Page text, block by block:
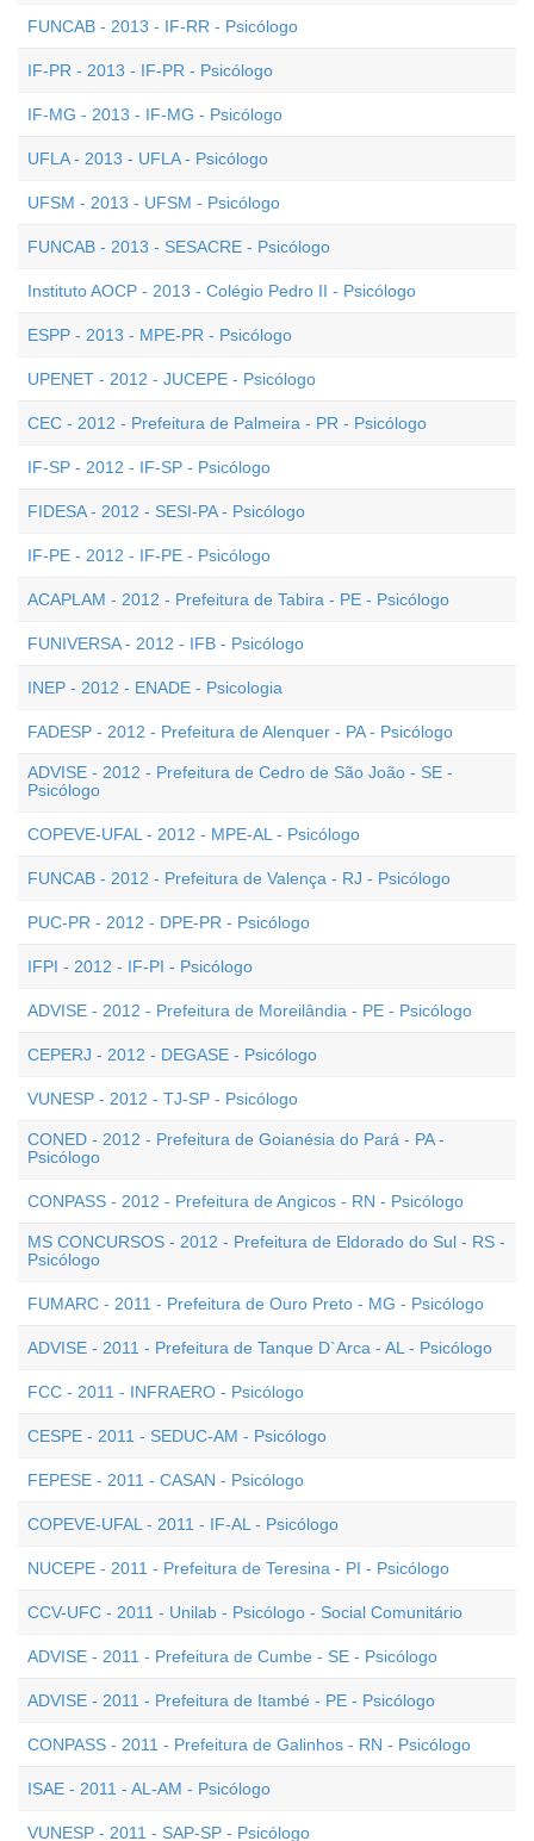
FUNCAB - 2013 - IF-RR - Psicólogo
IF-PR - 2013 - IF-PR - Psicólogo
IF-MG - 2013 - IF-MG - Psicólogo
UFLA - 2013 - UFLA - Psicólogo
UFSM - 2013 - UFSM - Psicólogo
FUNCAB - 2013 - SESACRE - Psicólogo
Instituto AOCP - 2013 - Colégio Pedro II - Psicólogo
ESPP - 2013 - MPE-PR - Psicólogo
UPENET - 2012 - JUCEPE - Psicólogo
CEC - 2012 - Prefeitura de Palmeira - PR - Psicólogo
IF-SP - 2012 - IF-SP - Psicólogo
FIDESA - 2012 - SESI-PA - Psicólogo
IF-PE - 2012 - IF-PE - Psicólogo
ACAPLAM - 2012 - Prefeitura de Tabira - PE - Psicólogo
FUNIVERSA - 2012 - IFB - Psicólogo
INEP - 2012 - ENADE - Psicologia
FADESP - 2012 - Prefeitura de Alenquer - PA - Psicólogo
ADVISE - 2012 - Prefeitura de Cedro de São João - SE -
Psicólogo
COPEVE-UFAL - 2012 - MPE-AL - Psicólogo
FUNCAB - 2012 - Prefeitura de Valença - RJ - Psicólogo
PUC-PR - 2012 - DPE-PR - Psicólogo
IFPI - 2012 - IF-PI - Psicólogo
ADVISE - 2012 - Prefeitura de Moreilândia - PE - Psicólogo
CEPERJ - 2012 - DEGASE - Psicólogo
VUNESP - 2012 - TJ-SP - Psicólogo
CONED - 2012 - Prefeitura de Goianésia do Pará - PA -
Psicólogo
CONPASS - 2012 - Prefeitura de Angicos - RN - Psicólogo
MS CONCURSOS - 2012 - Prefeitura de Eldorado do Sul - RS -
Psicólogo
FUMARC - 2011 - Prefeitura de Ouro Preto - MG - Psicólogo
ADVISE - 2011 - Prefeitura de Tanque D`Arca - AL - Psicólogo
FCC - 2011 - INFRAERO - Psicólogo
CESPE - 2011 - SEDUC-AM - Psicólogo
FEPESE - 2011 - CASAN - Psicólogo
COPEVE-UFAL - 2011 - IF-AL - Psicólogo
NUCEPE - 2011 - Prefeitura de Teresina - PI - Psicólogo
CCV-UFC - 2011 - Unilab - Psicólogo - Social Comunitário
ADVISE - 2011 - Prefeitura de Cumbe - SE - Psicólogo
ADVISE - 2011 - Prefeitura de Itambé - PE - Psicólogo
CONPASS - 2011 - Prefeitura de Galinhos - RN - Psicólogo
ISAE - 2011 - AL-AM - Psicólogo
VUNESP - 2011 - SAP-SP - Psicólogo